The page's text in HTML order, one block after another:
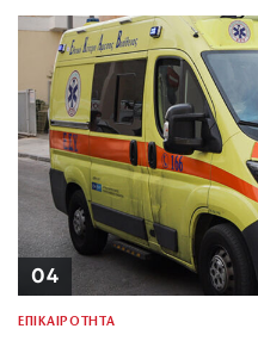
04
ΕΠΙΚΑΙΡΟΤΗΤΑ